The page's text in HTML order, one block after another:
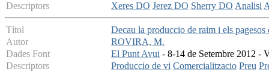
Descriptors
Xeres DO Jerez DO Sherry DO Analisi
Títol
Decau la produccio de raim i els pagesos
Autor
ROVIRA, M.
Dades Font
El Punt Avui - 8-14 de Setembre 2012 -
Descriptors
Produccio de vi Comercialitzacio Preu